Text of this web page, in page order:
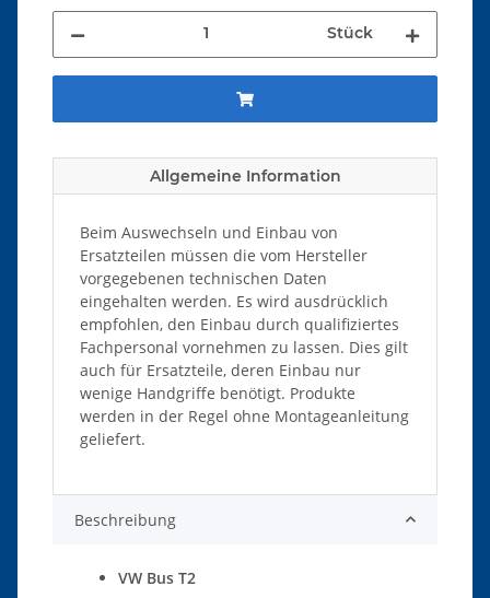
Stück
Allgemeine Information
Beim Auswechseln und Einbau von
Ersatzteilen müssen die vom Hersteller
vorgegebenen technischen Daten
eingehalten werden. Es wird ausdrücklich
empfohlen, den Einbau durch qualifiziertes
Fachpersonal vornehmen zu lassen. Dies gilt
auch für Ersatzteile, deren Einbau nur
wenige Handgriffe benötigt. Produkte
werden in der Regel ohne Montageanleitung
geliefert.
Beschreibung
VW Bus T2